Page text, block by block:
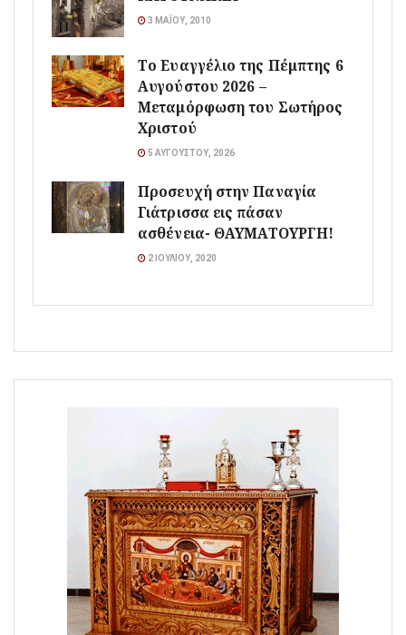
3 ΜΑΪ́ΟΥ, 2010
Το Ευαγγέλιο της Πέμπτης 6
Αυγούστου 2026 –
Μεταμόρφωση του Σωτήρος
Χριστού
5 ΑΥΓΟΎΣΤΟΥ, 2026
Προσευχή στην Παναγία
Γιάτρισσα εις πάσαν
ασθένεια- ΘΑΥΜΑΤΟΥΡΓΗ!
2 ΙΟΥΛΊΟΥ, 2020